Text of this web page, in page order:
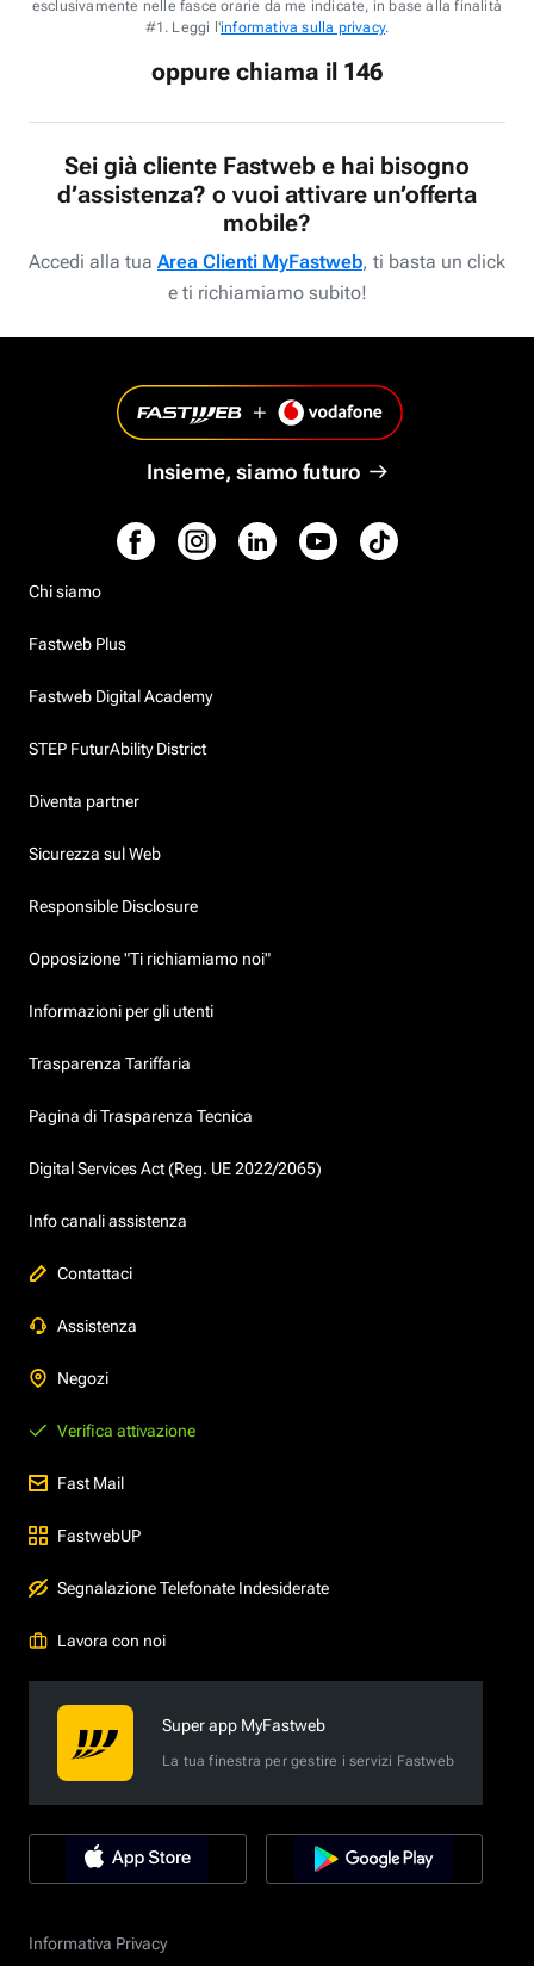
esclusivamente nelle fasce orarie da me indicate, in base alla finalità
#1. Leggi l'informativa sulla privacy.
oppure chiama il 146
Sei già cliente Fastweb e hai bisogno
d’assistenza? o vuoi attivare un’offerta
mobile?
Accedi alla tua Area Clienti MyFastweb, ti basta un click
e ti richiamiamo subito!
Insieme, siamo futuro
Chi siamo
Fastweb Plus
Fastweb Digital Academy
STEP FuturAbility District
Diventa partner
Sicurezza sul Web
Responsible Disclosure
Opposizione "Ti richiamiamo noi"
Informazioni per gli utenti
Trasparenza Tariffaria
Pagina di Trasparenza Tecnica
Digital Services Act (Reg. UE 2022/2065)
Info canali assistenza
Contattaci
Assistenza
Negozi
Verifica attivazione
Fast Mail
FastwebUP
Segnalazione Telefonate Indesiderate
Lavora con noi
Super app MyFastweb
La tua finestra per gestire i servizi Fastweb
Informativa Privacy